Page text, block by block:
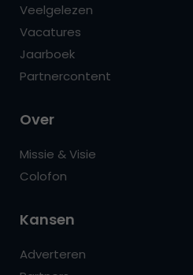
Veelgelezen
Vacatures
Jaarboek
Partnercontent
Over
Missie & Visie
Colofon
Kansen
Adverteren